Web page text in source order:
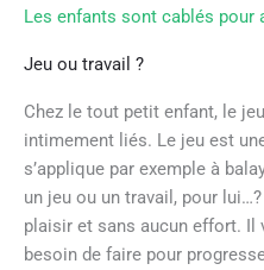
Les enfants sont cablés pour
Jeu ou travail ?
Chez le tout petit enfant, le
intimement liés. Le jeu est
s’applique par exemple à
un jeu ou un travail, pour
plaisir et sans aucun effort. Il
besoin de faire pour